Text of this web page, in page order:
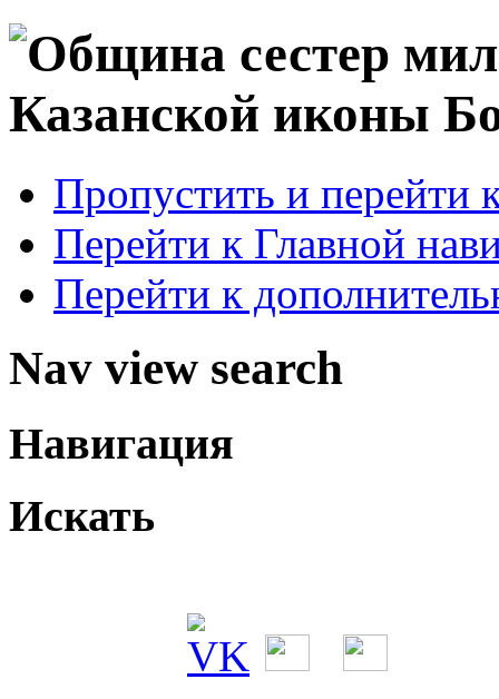
Пропустить и перейти
Перейти к Главной
Перейти к
Nav view search
Навигация
Искать